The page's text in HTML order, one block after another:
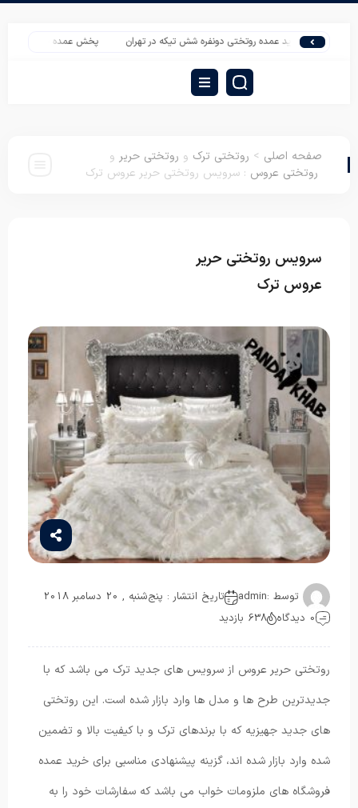
خرید عمده روتختی دونفره شش تیکه در تهران پخش عمده پتو در اهواز مارک لاله
صفحه اصلی > روتختی ترک و روتختی حریر و
روتختی عروس : سرویس روتختی حریر عروس ترک
سرویس روتختی حریر
عروس ترک
توسط :admin
تاریخ انتشار : پنج‌شنبه , 20 دسامبر 2018
0 دیدگاه
638 بازدید
روتختی حریر عروس از سرویس های جدید ترک می باشد که با
جدیدترین طرح ها و مدل ها وارد بازار شده است. این روتختی
های جدید جهیزیه که با برندهای ترک و با کیفیت بالا و تضمین
شده وارد بازار شده اند، گزینه پیشنهادی مناسبی برای خرید عمده
فروشگاه های ملزومات خواب می باشد که سفارشات خود را به